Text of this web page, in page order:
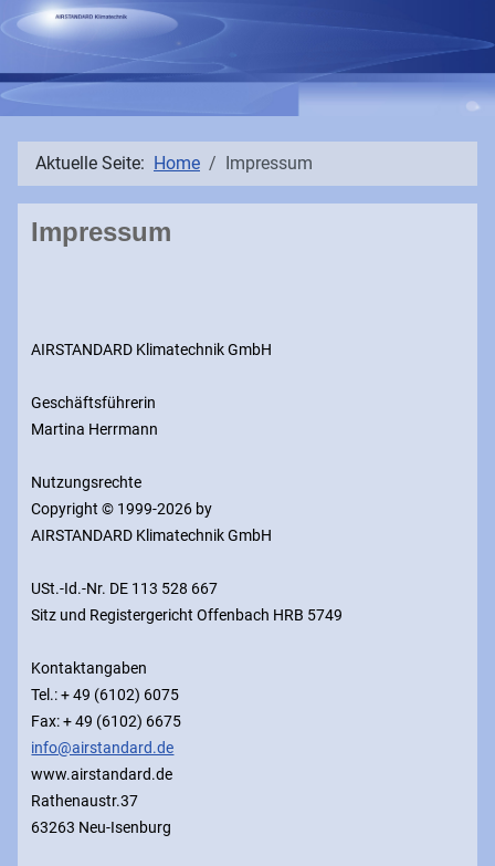
Aktuelle Seite: Home Impressum
Impressum
AIRSTANDARD Klimatechnik GmbH
Geschäftsführerin
Martina Herrmann
Nutzungsrechte
Copyright © 1999-2026 by
AIRSTANDARD Klimatechnik GmbH
USt.-Id.-Nr. DE 113 528 667
Sitz und Registergericht Offenbach HRB 5749
Kontaktangaben
Tel.: + 49 (6102) 6075
Fax: + 49 (6102) 6675
info@airstandard.de
www.airstandard.de
Rathenaustr.37
63263 Neu-Isenburg